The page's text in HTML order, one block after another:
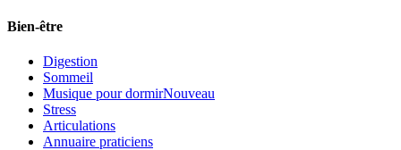
Bien-être
Digestion
Sommeil
Musique pour dormirNouveau
Stress
Articulations
Annuaire praticiens